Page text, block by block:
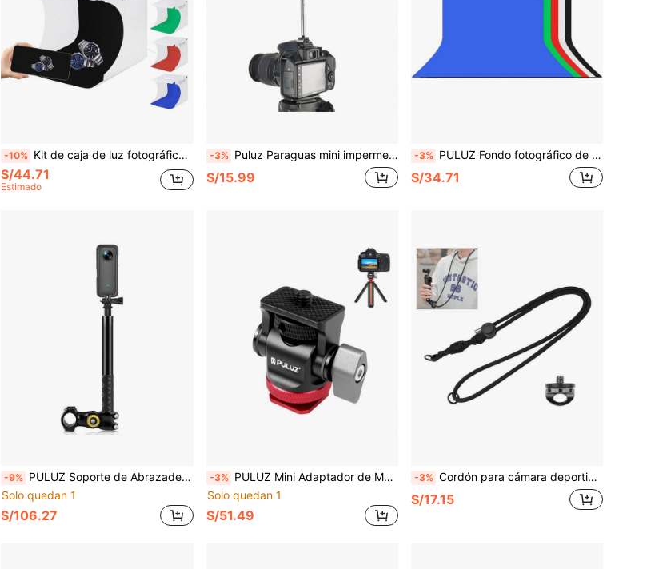
-10% Kit de caja de luz fotográfica plegable portátil de 20 cm PULUZ de 550 lúmenes, incluye 6 fondos de color (negro, blanco, amarillo, rojo, verde, azul), tamaño desplegado: 24 cm x 23 cm x 23 cm
S/44.71
Estimado
-3% Puluz Paraguas mini impermeable y protector solar para equipo fotográfico
S/15.99
-3% PULUZ Fondo fotográfico de 1m X 1.5m, tela de fondo de estudio fotográfico
S/34.71
-9% PULUZ Soporte de Abrazadera para Barra de Protección de Motocicleta con Palo Selfie
Solo quedan 1
S/106.27
-3% PULUZ Mini Adaptador de Montura de Zapata Fría con Cabezal de Bola Giratorio de 180 Grados para Trípode
Solo quedan 1
S/51.49
-3% Cordón para cámara deportiva PULUZ, correa larga ajustable anti-pérdida, adecuado para cámara deportiva, mini cámara OSMO Pocket 3 / X5
S/17.15